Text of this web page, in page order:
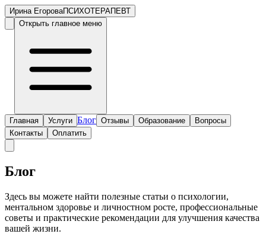
Ирина ЕгороваПСИХОТЕРАПЕВТ
Открыть главное меню
Главная Услуги Блог Отзывы Образование
Вопросы
Контакты
Оплатить
Блог
Здесь вы можете найти полезные статьи о психологии,
ментальном здоровье и личностном росте, профессиональные
советы и практические рекомендации для улучшения качества
вашей жизни.